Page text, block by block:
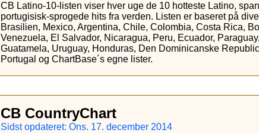
CB Latino-10-listen viser hver uge de 10 hotteste Latino,
portugisisk-sprogede hits fra verden. Listen er baseret på
Brasilien, Mexico, Argentina, Chile, Colombia, Costa Rica,
Venezuela, El Salvador, Nicaragua, Peru, Ecuador,
Guatamela, Uruguay, Honduras, Den Dominicanske
Portugal og ChartBase´s egne lister.
CB CountryChart
Sidst opdateret: Ons. 17. december 2014